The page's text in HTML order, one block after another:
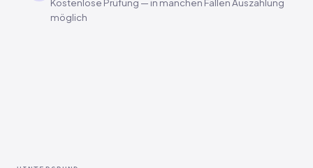
Kostenlose Prüfung — in manchen Fällen Auszahlung
möglich